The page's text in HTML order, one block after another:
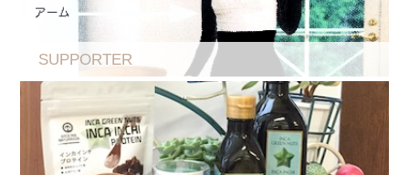
SUPPORTER